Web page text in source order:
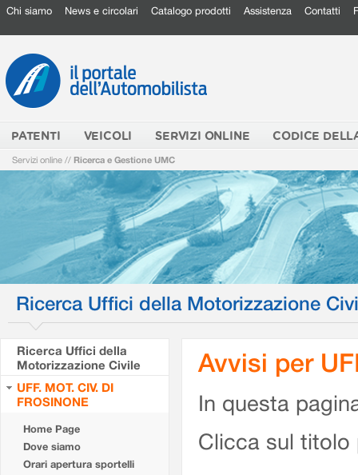
Chi siamo News e circolari Catalogo prodotti Assistenza Contatti
PATENTI VEICOLI SERVIZI ONLINE CODICE
Servizi online // Ricerca e Gestione UMC
Ricerca Uffici della Motorizzazione
Ricerca Uffici della
Motorizzazione Civile
UFF. MOT. CIV. DI
FROSINONE
Home Page
Dove siamo
Orari apertura sportelli
Avvisi per
In questa
Clicca sul titolo